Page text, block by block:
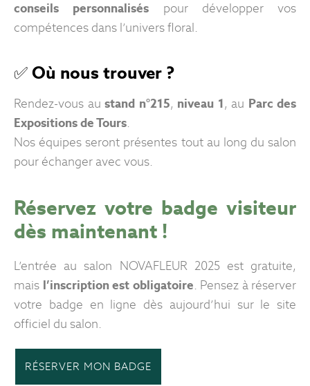
conseils personnalisés pour développer vos
compétences dans l’univers floral.
✅Où nous trouver ?
Rendez-vous au stand n°215, niveau 1, au Parc des
Expositions de Tours.
Nos équipes seront présentes tout au long du salon
pour échanger avec vous.
Réservez votre badge visiteur
dès maintenant !
L’entrée au salon NOVAFLEUR 2025 est gratuite,
mais l’inscription est obligatoire. Pensez à réserver
votre badge en ligne dès aujourd’hui sur le site
officiel du salon.
RÉSERVER MON BADGE